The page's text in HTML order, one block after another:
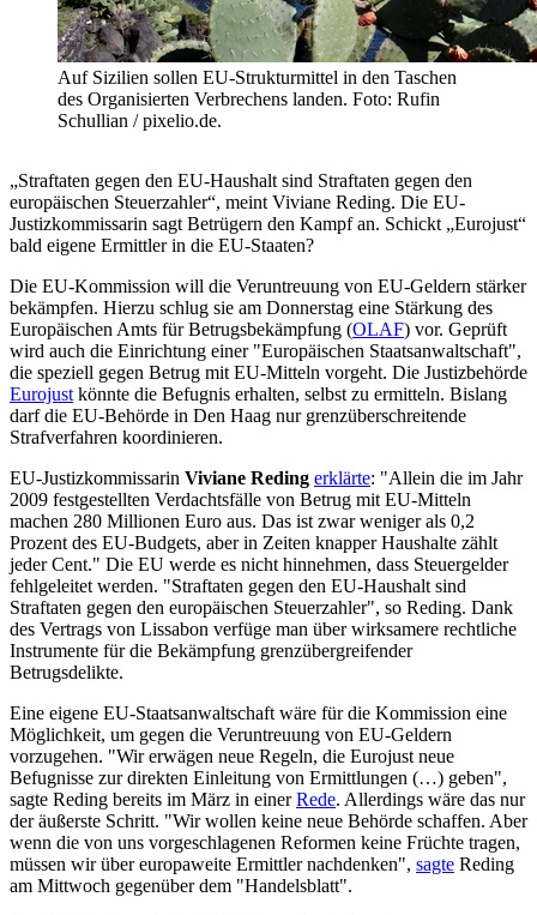
Auf Sizilien sollen EU-Strukturmittel in den Taschen
des Organisierten Verbrechens landen. Foto: Rufin
Schullian / pixelio.de.
„Straftaten gegen den EU-Haushalt sind Straftaten gegen den
europäischen Steuerzahler“, meint Viviane Reding. Die EU-
Justizkommissarin sagt Betrügern den Kampf an. Schickt „Eurojust“
bald eigene Ermittler in die EU-Staaten?
Die EU-Kommission will die Veruntreuung von EU-Geldern stärker
bekämpfen. Hierzu schlug sie am Donnerstag eine Stärkung des
Europäischen Amts für Betrugsbekämpfung (OLAF) vor. Geprüft
wird auch die Einrichtung einer "Europäischen Staatsanwaltschaft",
die speziell gegen Betrug mit EU-Mitteln vorgeht. Die Justizbehörde
Eurojust könnte die Befugnis erhalten, selbst zu ermitteln. Bislang
darf die EU-Behörde in Den Haag nur grenzüberschreitende
Strafverfahren koordinieren.
EU-Justizkommissarin Viviane Reding erklärte: "Allein die im Jahr
2009 festgestellten Verdachtsfälle von Betrug mit EU-Mitteln
machen 280 Millionen Euro aus. Das ist zwar weniger als 0,2
Prozent des EU-Budgets, aber in Zeiten knapper Haushalte zählt
jeder Cent." Die EU werde es nicht hinnehmen, dass Steuergelder
fehlgeleitet werden. "Straftaten gegen den EU-Haushalt sind
Straftaten gegen den europäischen Steuerzahler", so Reding. Dank
des Vertrags von Lissabon verfüge man über wirksamere rechtliche
Instrumente für die Bekämpfung grenzübergreifender
Betrugsdelikte.
Eine eigene EU-Staatsanwaltschaft wäre für die Kommission eine
Möglichkeit, um gegen die Veruntreuung von EU-Geldern
vorzugehen. "Wir erwägen neue Regeln, die Eurojust neue
Befugnisse zur direkten Einleitung von Ermittlungen (…) geben",
sagte Reding bereits im März in einerRede. Allerdings wäre das nur
der äußerste Schritt. "Wir wollen keine neue Behörde schaffen. Aber
wenn die von uns vorgeschlagenen Reformen keine Früchte tragen,
müssen wir über europaweite Ermittler nachdenken", sagte Reding
am Mittwoch gegenüber dem "Handelsblatt".